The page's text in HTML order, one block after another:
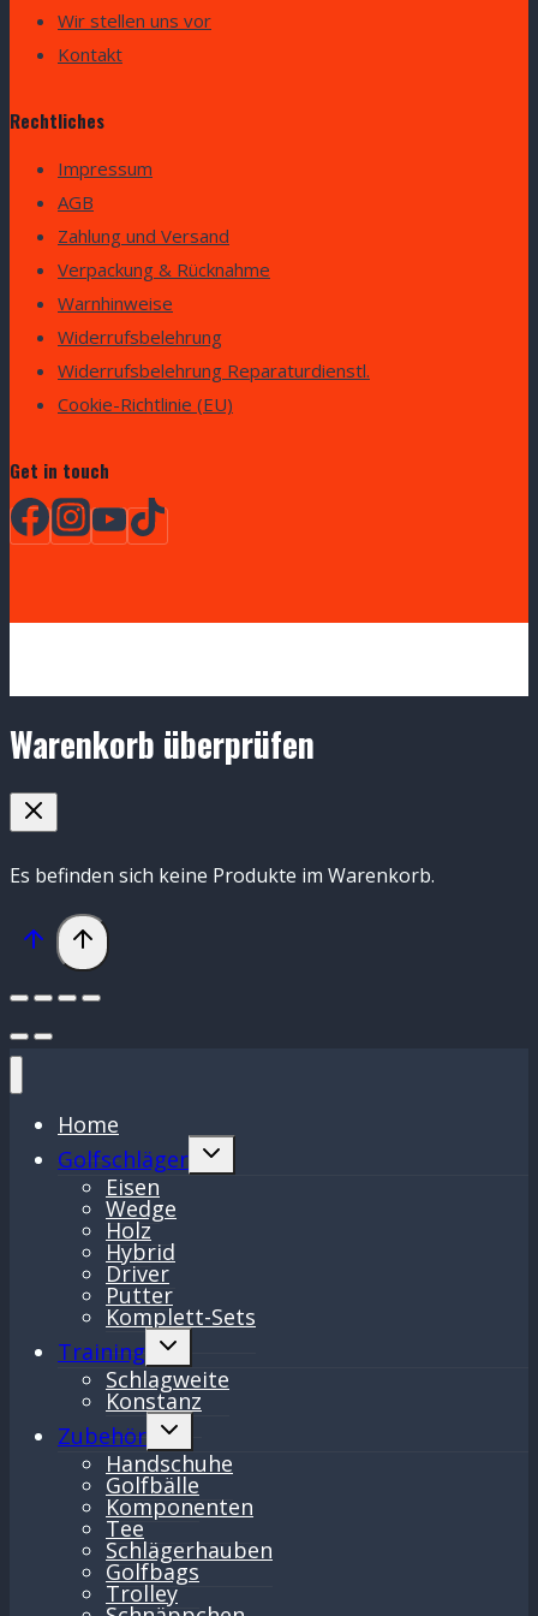
Wir stellen uns vor
Kontakt
Rechtliches
Impressum
AGB
Zahlung und Versand
Verpackung & Rücknahme
Warnhinweise
Widerrufsbelehrung
Widerrufsbelehrung Reparaturdienstl.
Cookie-Richtlinie (EU)
Get in touch
Warenkorb überprüfen
Es befinden sich keine Produkte im Warenkorb.
Home
Golfschläger
Untermenü
Eisen
Wedge
Holz
Hybrid
Driver
Putter
Komplett-Sets
Training
Untermenü
Schlagweite
Konstanz
Zubehör
Untermenü
Handschuhe
Golfbälle
Komponenten
Tee
Schlägerhauben
Golfbags
Trolley